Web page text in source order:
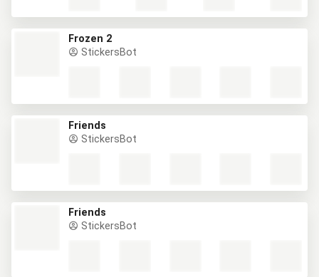
Frozen 2
StickersBot
Friends
StickersBot
Friends
StickersBot